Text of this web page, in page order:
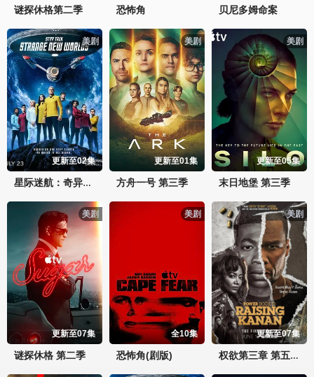
谜探休格第二季 恐怖角 贝尼多姆命案
美剧
更新至02集
星际迷航：奇异新世界 第四季
美剧
更新至01集
方舟一号 第三季
美剧
更新至05集
末日地堡 第三季
美剧
更新至07集
谜探休格 第二季
美剧
全10集
恐怖角(剧版)
美剧
更新至07集
权欲第三章 第五季